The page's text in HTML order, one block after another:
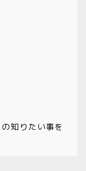
知りたい事を